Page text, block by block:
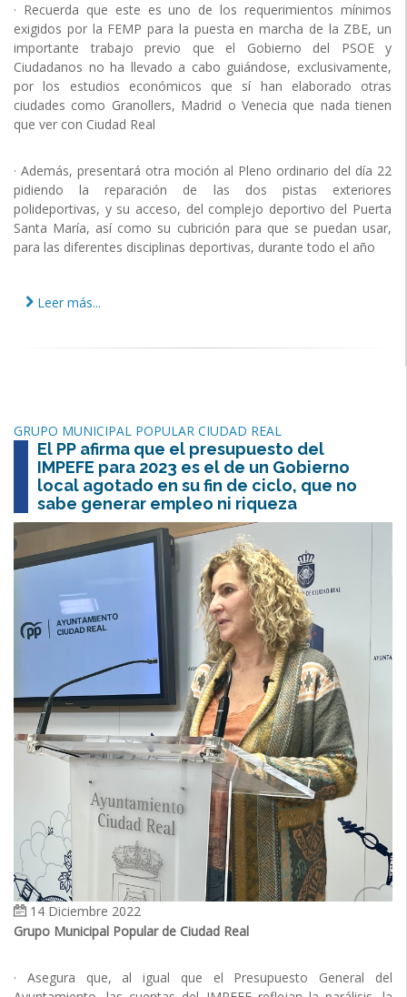
· Recuerda que este es uno de los requerimientos mínimos
exigidos por la FEMP para la puesta en marcha de la ZBE, un
importante trabajo previo que el Gobierno del PSOE y
Ciudadanos no ha llevado a cabo guiándose, exclusivamente,
por los estudios económicos que sí han elaborado otras
ciudades como Granollers, Madrid o Venecia que nada tienen
que ver con Ciudad Real
· Además, presentará otra moción al Pleno ordinario del día 22
pidiendo la reparación de las dos pistas exteriores
polideportivas, y su acceso, del complejo deportivo del Puerta
Santa María, así como su cubrición para que se puedan usar,
para las diferentes disciplinas deportivas, durante todo el año
Leer más...
GRUPO MUNICIPAL POPULAR CIUDAD REAL
El PP afirma que el presupuesto del
IMPEFE para 2023 es el de un Gobierno
local agotado en su fin de ciclo, que no
sabe generar empleo ni riqueza
14 Diciembre 2022
Grupo Municipal Popular de Ciudad Real
· Asegura que, al igual que el Presupuesto General del